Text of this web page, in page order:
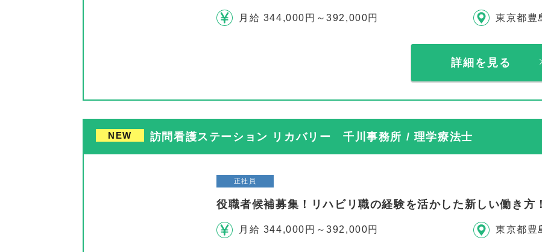
月給 344,000円～392,000円 東京都豊
詳細を見る
NEW 訪問看護ステーション リカバリー 千川事務所 / 理学療法士
正社員
役職者候補募集！リハビリ職の経験を活かした新しい働き方！
月給 344,000円～392,000円 東京都豊